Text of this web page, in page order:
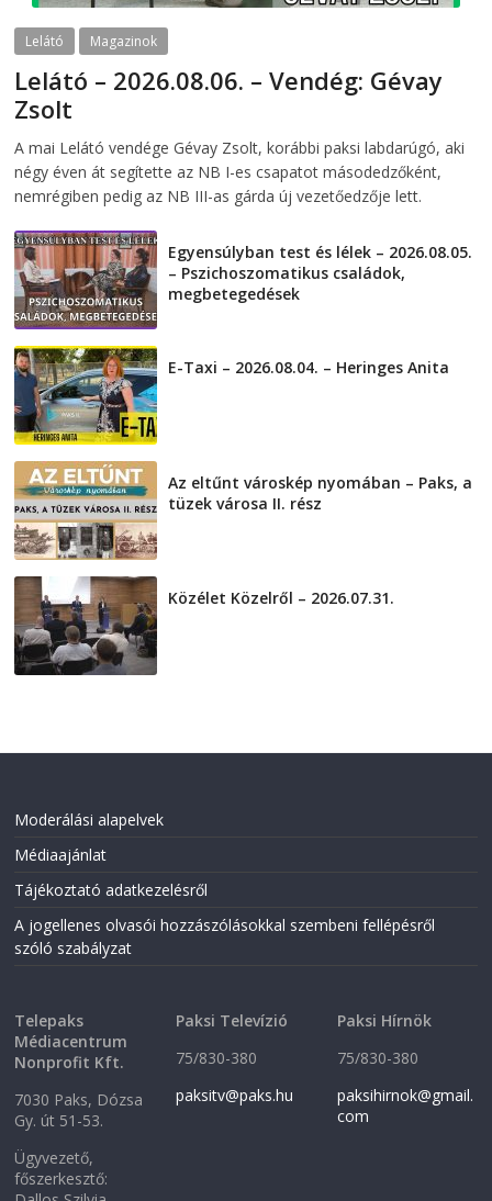
Lelátó Magazinok
Lelátó – 2026.08.06. – Vendég: Gévay
Zsolt
A mai Lelátó vendége Gévay Zsolt, korábbi paksi labdarúgó, aki
négy éven át segítette az NB I-es csapatot másodedzőként,
nemrégiben pedig az NB III-as gárda új vezetőedzője lett.
Egyensúlyban test és lélek – 2026.08.05.
– Pszichoszomatikus családok,
megbetegedések
E-Taxi – 2026.08.04. – Heringes Anita
Az eltűnt városkép nyomában – Paks, a
tüzek városa II. rész
Közélet Közelről – 2026.07.31.
Moderálási alapelvek
Médiaajánlat
Tájékoztató adatkezelésről
A jogellenes olvasói hozzászólásokkal szembeni fellépésről
szóló szabályzat
Telepaks
Médiacentrum
Nonprofit Kft.
7030 Paks, Dózsa
Gy. út 51-53.
Ügyvezető,
főszerkesztő:
Paksi Televízió
75/830-380
paksitv@paks.hu
Paksi Hírnök
75/830-380
paksihirnok@gmail.
com